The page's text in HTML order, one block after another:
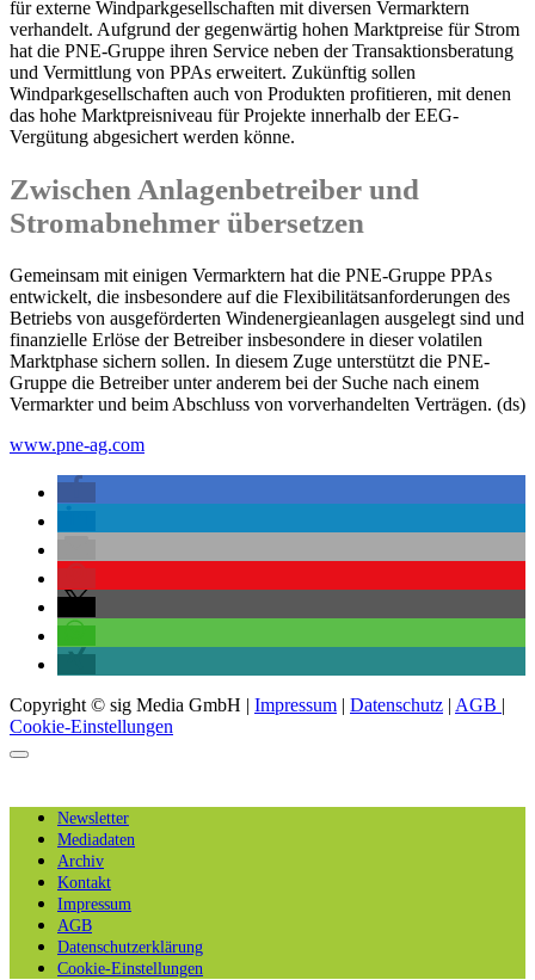
für externe Windparkgesellschaften mit diversen Vermarktern
verhandelt. Aufgrund der gegenwärtig hohen Marktpreise für Strom
hat die PNE-Gruppe ihren Service neben der Transaktionsberatung
und Vermittlung von PPAs erweitert. Zukünftig sollen
Windparkgesellschaften auch von Produkten profitieren, mit denen
das hohe Marktpreisniveau für Projekte innerhalb der EEG-
Vergütung abgesichert werden könne.
Zwischen Anlagenbetreiber und
Stromabnehmer übersetzen
Gemeinsam mit einigen Vermarktern hat die PNE-Gruppe PPAs
entwickelt, die insbesondere auf die Flexibilitätsanforderungen des
Betriebs von ausgeförderten Windenergieanlagen ausgelegt sind und
finanzielle Erlöse der Betreiber insbesondere in dieser volatilen
Marktphase sichern sollen. In diesem Zuge unterstützt die PNE-
Gruppe die Betreiber unter anderem bei der Suche nach einem
Vermarkter und beim Abschluss von vorverhandelten Verträgen. (ds)
www.pne-ag.com
Copyright © sig Media GmbH | Impressum | Datenschutz | AGB |
Cookie-Einstellungen
Newsletter
Mediadaten
Archiv
Kontakt
Impressum
AGB
Datenschutzerklärung
Cookie-Einstellungen